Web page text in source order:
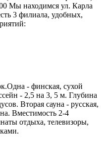
Мы находимся ул. Карла
3 филиала, удобных,
- финская, сухой
- 2,5 на 3, 5 м. Глубина
Вторая сауна - русская,
Вместимость 2-4
отдыха, телевизоры,